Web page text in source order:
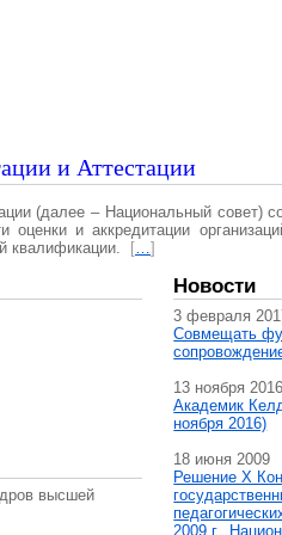
и Аттестации
(далее – Национальный совет)
оценки и аккредитации
квалификации.
[…]
высшей
Новости
3 февраля
Совмещать
13 ноября 2016
Академик
ноября 2016)
18 июня 2009
Решение X
2009 г.,